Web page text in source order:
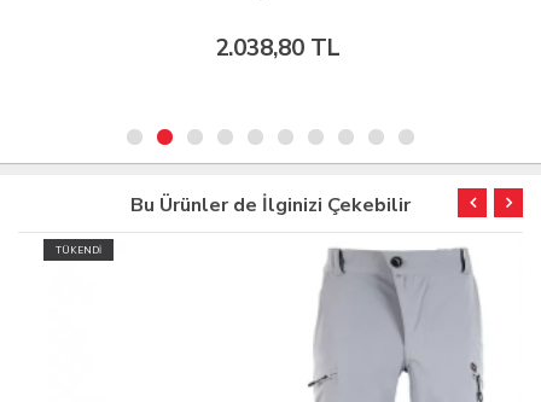
2.038,80 TL
Bu Ürünler de İlginizi Çekebilir
TÜKENDİ